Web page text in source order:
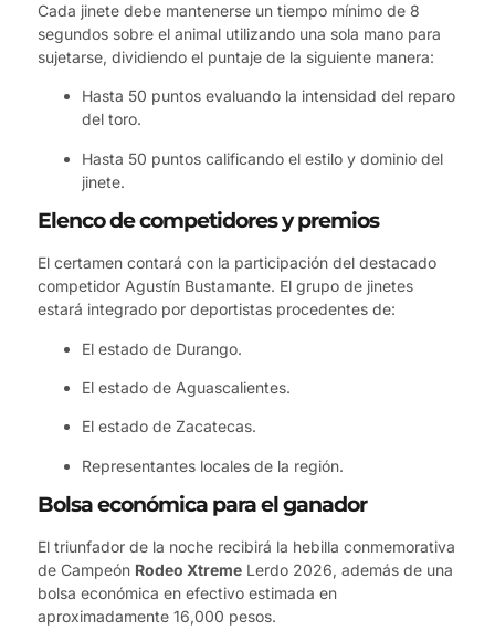
Cada jinete debe mantenerse un tiempo mínimo de 8
segundos sobre el animal utilizando una sola mano para
sujetarse, dividiendo el puntaje de la siguiente manera:
Hasta 50 puntos evaluando la intensidad del reparo
del toro.
Hasta 50 puntos calificando el estilo y dominio del
jinete.
Elenco de competidores y premios
El certamen contará con la participación del destacado
competidor Agustín Bustamante. El grupo de jinetes
estará integrado por deportistas procedentes de:
El estado de Durango.
El estado de Aguascalientes.
El estado de Zacatecas.
Representantes locales de la región.
Bolsa económica para el ganador
El triunfador de la noche recibirá la hebilla conmemorativa
de Campeón Rodeo Xtreme Lerdo 2026, además de una
bolsa económica en efectivo estimada en
aproximadamente 16,000 pesos.